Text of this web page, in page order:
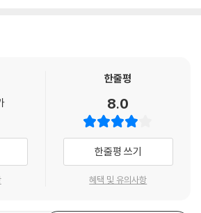
이 불가능하다는 점을 이론화한다. 리비도의
는 수단이 된다. 억압적인 법은 법이 억압하는
것이 아니라, 그 억압이 리비도적인 행위가 되
. 게다가 도덕적 금지, 특히 육체에 등을 돌린 금
하려고 하는 육체적 행위에 의해 유지된다. ---
가 아니라 사회적인 범주로 사용될 때, 즉 분산
되는 과정에 대한 설명이 중요한 이론 기제로
예속화의 조건으로서의 자아/주체가 접합되는
념을 적극적으로 활용한다. 이러한 맥락에
는 ‘권력과 정신의 관계’라고 요약될 수 있다.
으로 분석하고 금지와 불복종이 어떻게 권력구
명하는 버틀러의 논의에서 푸코나 알튀세르가
양가성에 대한 설명을 발견할 수 있다.
매우 격렬한 논쟁을 불러일으켜 왔다. 그것은
한줄평
8.0
한줄평 쓰기
혜택 및 유의사항